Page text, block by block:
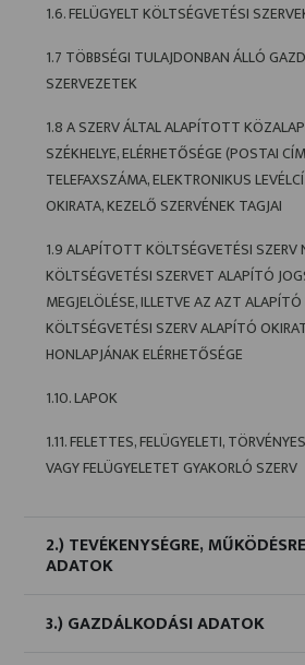
1.6. FELÜGYELT KÖLTSÉGVETÉSI
1.7 TÖBBSÉGI TULAJDONBAN ÁLLÓ
SZERVEZETEK
1.8 A SZERV ÁLTAL ALAPÍTOTT
SZÉKHELYE, ELÉRHETŐSÉGE (POSTAI
TELEFAXSZÁMA, ELEKTRONIKUS
OKIRATA, KEZELŐ SZERVÉNEK TAGJAI
1.9 ALAPÍTOTT KÖLTSÉGVETÉSI SZERV
KÖLTSÉGVETÉSI SZERVET ALAPÍTÓ
MEGJELÖLÉSE, ILLETVE AZ AZT
KÖLTSÉGVETÉSI SZERV ALAPÍTÓ
HONLAPJÁNAK ELÉRHETŐSÉGE
1.10. LAPOK
1.11. FELETTES, FELÜGYELETI,
VAGY FELÜGYELETET GYAKORLÓ SZERV
2.) TEVÉKENYSÉGRE,
ADATOK
3.) GAZDÁLKODÁSI ADATOK